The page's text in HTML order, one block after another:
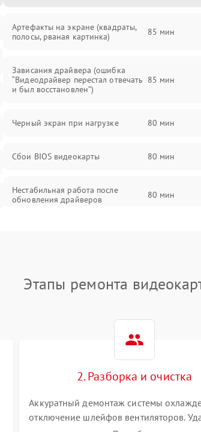
Артефакты на экране (квадраты,
полосы, рваная картинка)
85 мин
Зависания драйвера (ошибка
“Видеодрайвер перестал отвечать
и был восстановлен”)
85 мин
Черный экран при нагрузке 80 мин
Сбои BIOS видеокарты 80 мин
Нестабильная работа после
обновления драйверов
80 мин
Этапы ремонта
2. Разборка и очистка
Аккуратный демонтаж системы
отключение шлейфов вентиляторов.